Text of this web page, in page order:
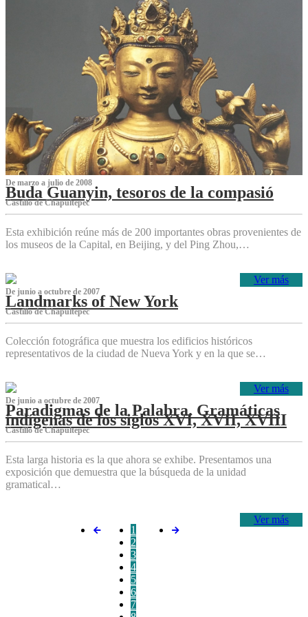
De marzo a julio de 2008
Buda Guanyin, tesoros de la compasió
Castillo de Chapultepec
Esta exhibición reúne más de 200 importantes obras provenientes de
los museos de la Capital, en Beijing, y del Ping Zhou,…
Ver más
De junio a octubre de 2007
Landmarks of New York
Castillo de Chapultepec
Colección fotográfica que muestra los edificios históricos
representativos de la ciudad de Nueva York y en la que se…
Ver más
De junio a octubre de 2007
Paradigmas de la Palabra. Gramáticas
indígenas de los siglos XVI, XVII, XVIII
Castillo de Chapultepec
Esta larga historia es la que ahora se exhibe. Presentamos una
exposición que demuestra que la búsqueda de la unidad
gramatical…
Ver más
1
2
3
4
5
6
7